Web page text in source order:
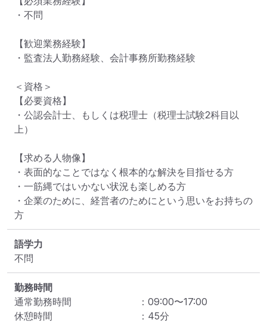
・不問
【歓迎業務経験】
・監査法人勤務経験、会計事務所勤務経験
＜資格＞
【必要資格】
・公認会計士、もしくは税理士（税理士試験2科目以
上）
【求める人物像】
・表面的なことではなく根本的な解決を目指せる方
・一筋縄ではいかない状況も楽しめる方
・企業のために、経営者のためにという思いをお持ちの
方
語学力
不問
勤務時間
通常勤務時間
： 09:00〜17:00
休憩時間
： 45分